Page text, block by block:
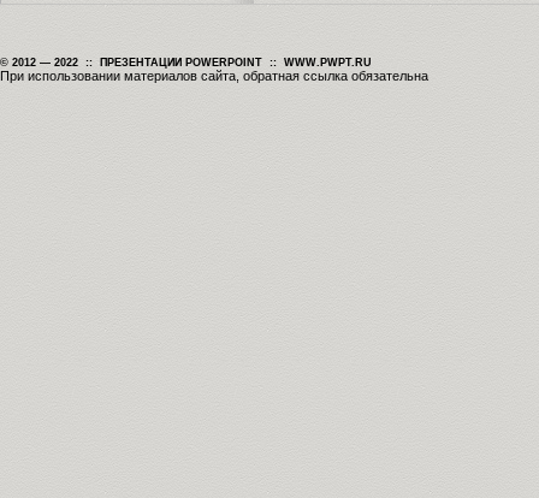
© 2012 — 2022 :: ПРЕЗЕНТАЦИИ POWERPOINT :: WWW.PWPT.RU
При использовании материалов сайта, обратная ссылка обязательна